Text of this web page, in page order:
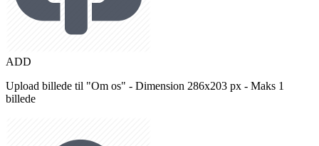
ADD
Upload billede til "Om os" - Dimension 286x203 px - Maks 1
billede